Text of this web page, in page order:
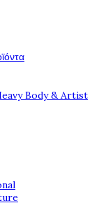
Body & Artist